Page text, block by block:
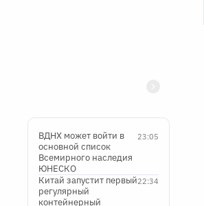
23:05
ВДНХ может войти в
основной список
Всемирного наследия
ЮНЕСКО
22:34
Китай запустит первый
регулярный
контейнерный